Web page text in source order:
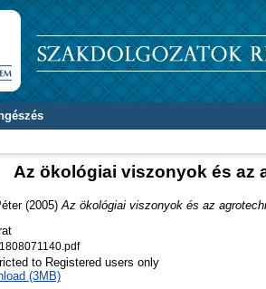
Az ökológiai viszonyok és az
(2005) Az ökológiai viszonyok és az
to Registered users only
(3MB)